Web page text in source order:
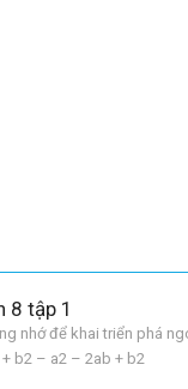
8 tập 1
nhớ để khai triển phá
2ab + b2 – a2 – 2ab